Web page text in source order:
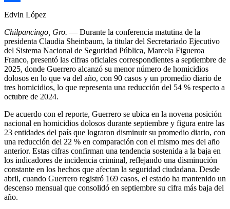
Compartir
Edvin López
Chilpancingo, Gro. — Durante la conferencia matutina de la
presidenta Claudia Sheinbaum, la titular del Secretariado Ejecutivo
del Sistema Nacional de Seguridad Pública, Marcela Figueroa
Franco, presentó las cifras oficiales correspondientes a septiembre de
2025, donde Guerrero alcanzó su menor número de homicidios
dolosos en lo que va del año, con 90 casos y un promedio diario de
tres homicidios, lo que representa una reducción del 54 % respecto a
octubre de 2024.
De acuerdo con el reporte, Guerrero se ubica en la novena posición
nacional en homicidios dolosos durante septiembre y figura entre las
23 entidades del país que lograron disminuir su promedio diario, con
una reducción del 22 % en comparación con el mismo mes del año
anterior. Estas cifras confirman una tendencia sostenida a la baja en
los indicadores de incidencia criminal, reflejando una disminución
constante en los hechos que afectan la seguridad ciudadana. Desde
abril, cuando Guerrero registró 169 casos, el estado ha mantenido un
descenso mensual que consolidó en septiembre su cifra más baja del
año.